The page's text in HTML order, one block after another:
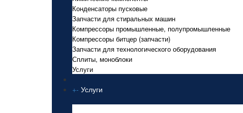
Конденсаторы пусковые
Запчасти для стиральных машин
Компрессоры промышленные, полупромышленные
Компрессоры битцер (запчасти)
Запчасти для технологического оборудования
Сплиты, моноблоки
Услуги
+- Услуги